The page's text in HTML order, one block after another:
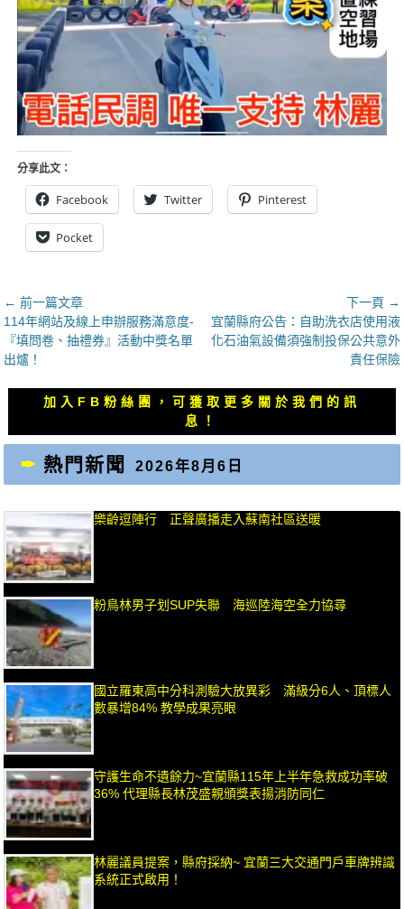
分享此文：
Facebook Twitter Pinterest
Pocket
文
章
導
覽
← 前一篇文章
上
一
篇
114年網站及線上申辦服務滿意度-
『填問卷、抽禮券』活動中獎名單
出爐！
下一頁 →
下
一
章：
宜蘭縣府公告：自助洗衣店使用液
化石油氣設備須強制投保公共意外
責任保險
加入FB粉絲團，可獲取更多關於我們的訊
息！
熱門新聞 2026年8月6日
樂齡逗陣行 正聲廣播走入蘇南社區送暖
粉鳥林男子划SUP失聯 海巡陸海空全力協尋
國立羅東高中分科測驗大放異彩 滿級分6人、頂標人
數暴增84% 教學成果亮眼
守護生命不遺餘力~宜蘭縣115年上半年急救成功率破
36% 代理縣長林茂盛親頒獎表揚消防同仁
林麗議員提案，縣府採納~ 宜蘭三大交通門戶車牌辨識
系統正式啟用！